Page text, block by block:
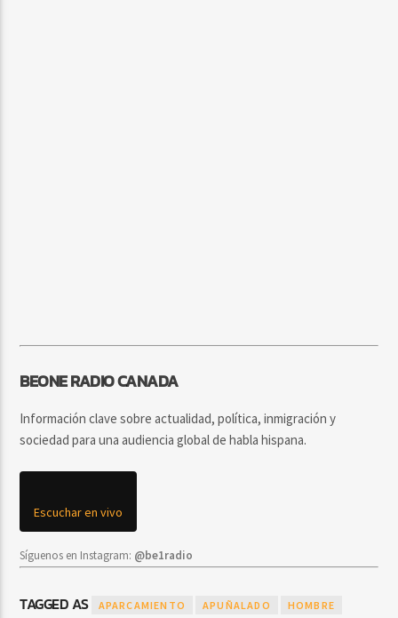
BEONE RADIO CANADA
Información clave sobre actualidad, política, inmigración y
sociedad para una audiencia global de habla hispana.
Escuchar en vivo
Síguenos en Instagram: @be1radio
TAGGED AS APARCAMIENTO APUÑALADO HOMBRE